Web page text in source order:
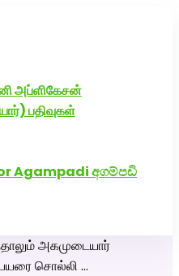
அப்ளிகேசன்
பதிவுகள்
Agampadi අගම්පඩි
அகமுடையார்
சொல்லி …
அகமுடையார்மேட்ரி-